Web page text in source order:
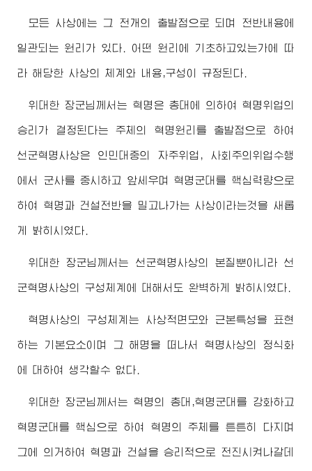
모든 사상에는 그 전개의 출발점으로 되며 전반내용에
일관되는 원리가 있다. 어떤 원리에 기초하고있는가에 따
라 해당한 사상의 체계와 내용,구성이 규정된다.
위대한 장군님 께서는 혁명은 총대에 의하여 혁명위업의
승리가 결정된다는 주체의 혁명원리를 출발점으로 하여
선군혁명사상은 인민대중의 자주위업, 사회주의위업수행
에서 군사를 중시하고 앞세우며 혁명군대를 핵심력량으로
하여 혁명과 건설전반을 밀고나가는 사상이라는것을 새롭
게 밝히시였다.
위대한 장군님 께서는 선군혁명사상의 본질뿐아니라 선
군혁명사상의 구성체계에 대해서도 완벽하게 밝히시였다.
혁명사상의 구성체계는 사상적면모와 근본특성을 표현
하는 기본요소이며 그 해명을 떠나서 혁명사상의 정식화
에 대하여 생각할수 없다.
위대한 장군님 께서는 혁명의 총대,혁명군대를 강화하고
혁명군대를 핵심으로 하여 혁명의 주체를 튼튼히 다지며
그에 의거하여 혁명과 건설을 승리적으로 전진시켜나갈데